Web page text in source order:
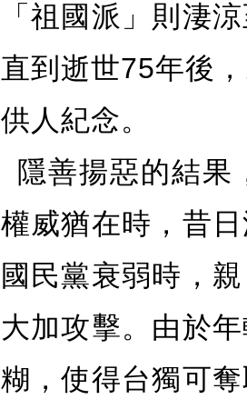
「祖國派」則淒
直到逝世75年後
供人紀念。
隱善揚惡的結
權威猶在時，昔
國民黨衰弱時，
大加攻擊。由於
糊，使得台獨可